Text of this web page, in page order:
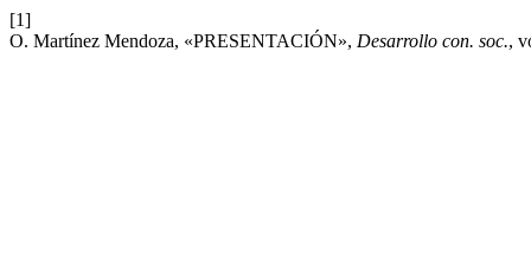
[1]
O. Martínez Mendoza, «PRESENTACIÓN», Desarrollo con. soc.,